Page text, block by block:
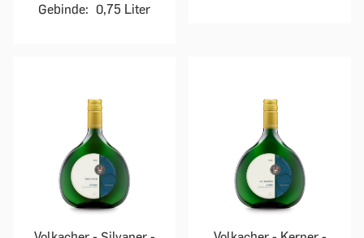
Gebinde: 0,75 Liter